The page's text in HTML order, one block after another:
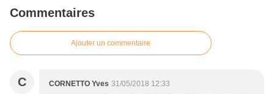
Commentaires
Ajouter un commentaire
C CORNETTO Yves 31/05/2018 12:33